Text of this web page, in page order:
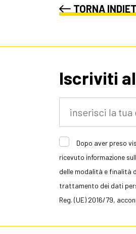
TORNA
Iscriviti
Dopo aver preso
ricevuto informazione
delle modalità e finalità
trattamento dei dati
Reg. (UE) 2016/79,